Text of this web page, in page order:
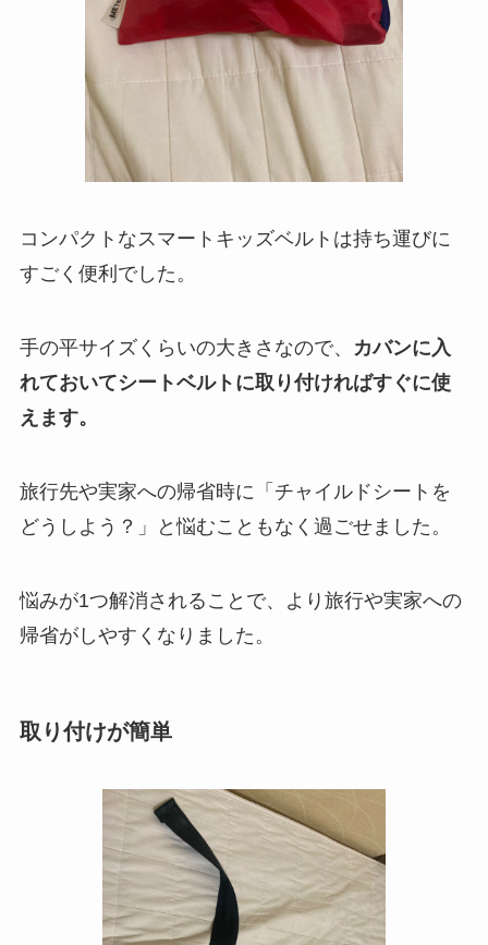
コンパクトなスマートキッズベルトは持ち運びに
すごく便利でした。
手の平サイズくらいの大きさなので、
カバンに入
れておいてシートベルトに取り付ければすぐに使
えます。
旅行先や実家への帰省時に「チャイルドシートを
どうしよう？」と悩むこともなく過ごせました。
悩みが1つ解消されることで、より旅行や実家への
帰省がしやすくなりました。
取り付けが簡単